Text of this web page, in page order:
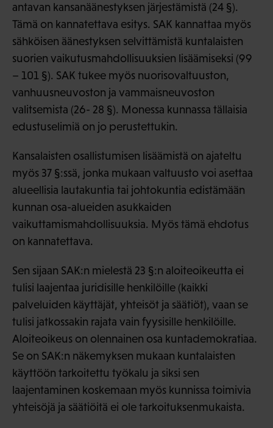
antavan kansanäänestyksen järjestämistä (24 §).
Tämä on kannatettava esitys. SAK kannattaa myös
sähköisen äänestyksen selvittämistä kuntalaisten
suorien vaikutusmahdollisuuksien lisäämiseksi (99
– 101 §). SAK tukee myös nuorisovaltuuston,
vanhuusneuvoston ja vammaisneuvoston
valitsemista (26- 28 §). Monessa kunnassa tällaisia
edustuselimiä on jo perustettukin.
Kansalaisten osallistumisen lisäämistä on ajateltu
myös 37 §:ssä, jonka mukaan valtuusto voi asettaa
alueellisia lautakuntia tai johtokuntia edistämään
kunnan osa-alueiden asukkaiden
vaikuttamismahdollisuuksia. Myös tämä ehdotus
on kannatettava.
Sen sijaan SAK:n mielestä 23 §:n aloiteoikeutta ei
tulisi laajentaa juridisille henkilöille (kaikki
palveluiden käyttäjät, yhteisöt ja säätiöt), vaan se
tulisi jatkossakin rajata vain fyysisille henkilöille.
Aloiteoikeus on olennainen osa kuntademokratiaa.
Se on SAK:n näkemyksen mukaan kuntalaisten
käyttöön tarkoitettu työkalu ja siksi sen
laajentaminen koskemaan myös kunnissa toimivia
yhteisöjä ja säätiöitä ei ole tarkoituksenmukaista.